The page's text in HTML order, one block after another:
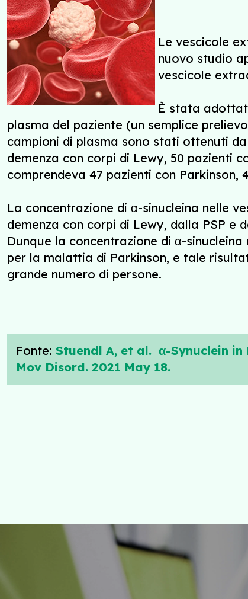
Le vescicole
nuovo studio
vescicole
È stata
plasma del paziente (un semplice
campioni di plasma sono stati ottenuti
demenza con corpi di Lewy, 50 pazienti
comprendeva 47 pazienti con
La concentrazione di α-sinucleina nelle
demenza con corpi di Lewy, dalla PSP e
Dunque la concentrazione di α-
per la malattia di Parkinson, e tale
grande numero di persone.
Fonte: Stuendl A, et al. α-Synuclein
Mov Disord. 2021 May 18.